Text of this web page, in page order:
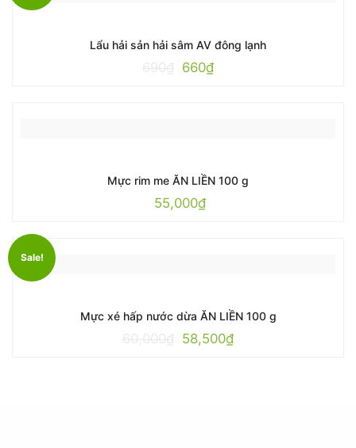
Lẩu hải sản hải sâm AV đông lạnh
660₫
Mực rim me ĂN LIỀN 100 g
55,000₫
Sale!
Mực xé hấp nước dừa ĂN LIỀN 100 g
58,500₫